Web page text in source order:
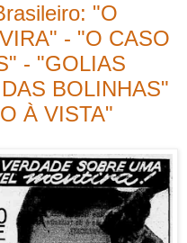
"O
- "O CASO
- "GOLIAS
BOLINHAS"
À VISTA"